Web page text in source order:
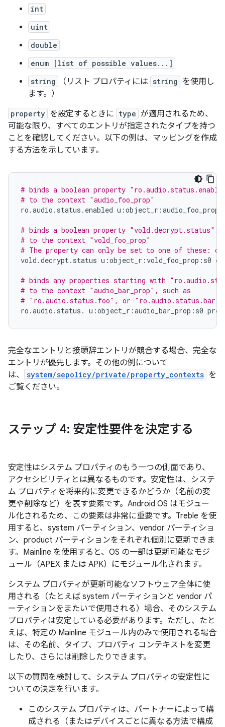
int
uint
double
enum [list of possible values...]
string
（リスト プロパティには string を使用し
ます。）
property を設定するときに type が適用されるため、
可能な限り、すべてのエントリが指定されたタイプを持つ
ことを確認してください。以下の例は、マッピングを作成
する方法を示しています。
# binds a boolean property
# to the context "audio_foo_prop"
ro .audio . status . enabled u :object_r :audio_foo_prop
# binds a boolean property "vold.decrypt.status"
# to the context "vold_foo_prop"
# The property can only be set to one of these:
vold .decrypt. status u :object_r :vold_foo_prop : s0
# binds any properties starting with
# to the context "audio_bar_prop", such as
# "ro.audio.status.foo", or
ro .audio . status . u :object_r :audio_bar_prop : s0
完全なエントリと接頭辞エントリが競合する場合、完全な
エントリが優先します。その他の例について
は、
system/sepolicy/private/property_contexts を
ご覧ください。
ステップ 4: 安定性要件を決定する
安定性はシステム プロパティのもう一つの側面であり、
アクセシビリティとは異なるものです。安定性は、システ
ム プロパティを将来的に変更できるかどうか（名前の変
更や削除など）を表す要素です。Android OS はモジュー
ル化されるため、この要素は非常に重要です。Treble を使
用すると、system パーティション、vendor パーティショ
ン、product パーティションをそれぞれ個別に更新できま
す。Mainline を使用すると、OS の一部は更新可能なモジ
ュール（APEX または APK）にモジュール化されます。
システム プロパティが更新可能なソフトウェア全体に使
用される（たとえば system パーティションと vendor パ
ーティションをまたいで使用される）場合、そのシステム
プロパティは安定している必要があります。ただし、たと
えば、特定の Mainline モジュール内のみで使用される場合
は、その名前、タイプ、プロパティ コンテキストを変更
したり、さらには削除したりできます。
以下の質問を検討して、システム プロパティの安定性に
ついての決定を行います。
このシステム プロパティは、パートナーによって構
成される（またはデバイスごとに異なる方法で構成